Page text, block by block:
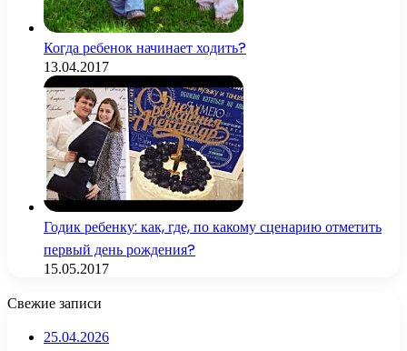
Когда ребенок начинает ходить?
13.04.2017
Годик ребенку: как, где, по какому сценарию отметить
первый день рождения?
15.05.2017
Свежие записи
25.04.2026